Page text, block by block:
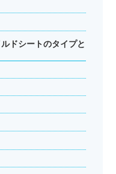
ドシートのタイプと